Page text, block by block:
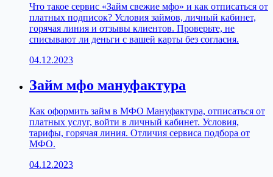
Что такое сервис «Займ свежие мфо» и как отписаться от
платных подписок? Условия займов, личный кабинет,
горячая линия и отзывы клиентов. Проверьте, не
списывают ли деньги с вашей карты без согласия.
04.12.2023
Займ мфо мануфактура
Как оформить займ в МФО Мануфактура, отписаться от
платных услуг, войти в личный кабинет. Условия,
тарифы, горячая линия. Отличия сервиса подбора от
МФО.
04.12.2023